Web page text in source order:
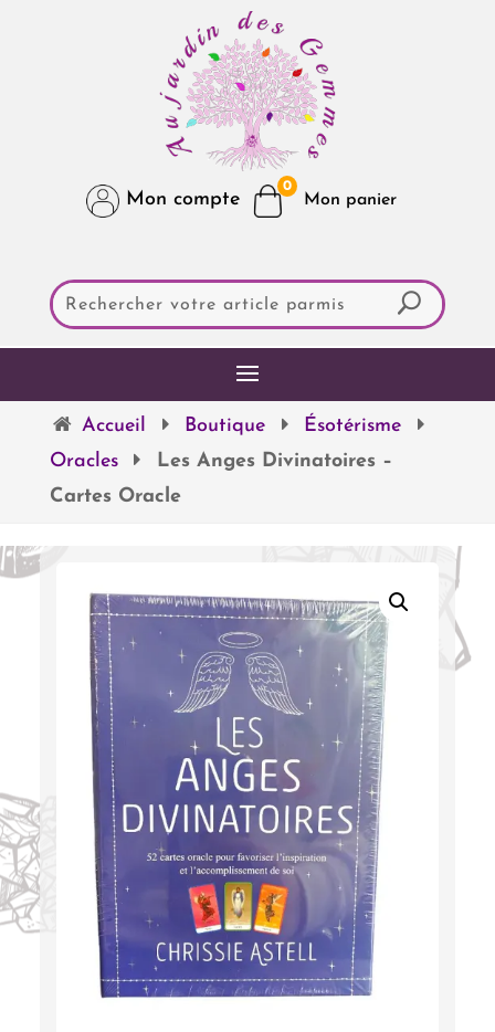
Mon compte
0
Accueil Boutique
Ésotérisme
Oracles
Les Anges Divinatoires –
Cartes Oracle